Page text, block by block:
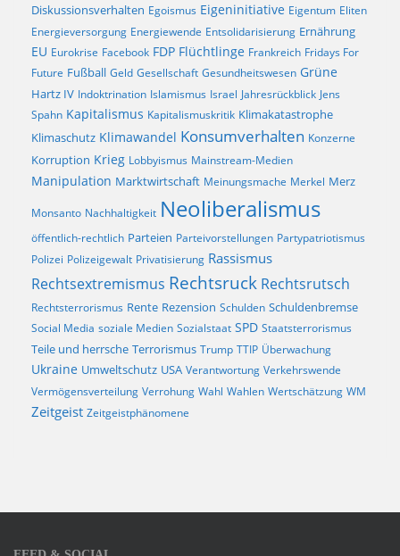
Diskussionsverhalten Egoismus Eigeninitiative Eigentum Eliten
Energieversorgung Energiewende Entsolidarisierung Ernährung
EU Eurokrise Facebook FDP Flüchtlinge Frankreich Fridays For
Future Fußball Geld Gesellschaft Gesundheitswesen Grüne
Hartz IV Indoktrination Islamismus Israel Jahresrückblick Jens
Spahn Kapitalismus Kapitalismuskritik Klimakatastrophe
Klimaschutz Klimawandel Konsumverhalten Konzerne
Korruption Krieg Lobbyismus Mainstream-Medien
Manipulation Marktwirtschaft Meinungsmache Merkel Merz
Monsanto Nachhaltigkeit Neoliberalismus
öffentlich-rechtlich Parteien Parteivorstellungen Partypatriotismus
Polizei Polizeigewalt Privatisierung Rassismus
Rechtsextremismus Rechtsruck Rechtsrutsch
Rechtsterrorismus Rente Rezension Schulden Schuldenbremse
Social Media soziale Medien Sozialstaat SPD Staatsterrorismus
Teile und herrsche Terrorismus Trump TTIP Überwachung
Ukraine Umweltschutz USA Verantwortung Verkehrswende
Vermögensverteilung Verrohung Wahl Wahlen Wertschätzung WM
Zeitgeist Zeitgeistphänomene